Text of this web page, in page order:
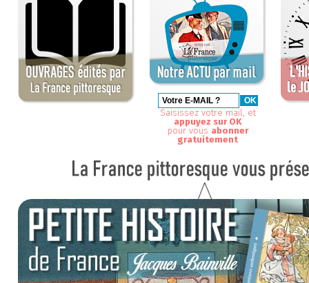
Saisissez votre mail, et
appuyez sur OK
pour vous abonner
gratuitement